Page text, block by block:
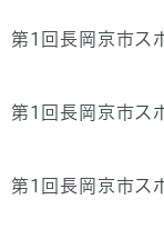
1回長岡京市ス
1回長岡京市ス
1回長岡京市ス